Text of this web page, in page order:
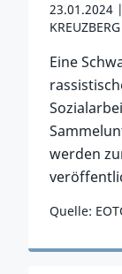
23.01.2024
KREUZBERG
Eine
werden
Quelle:
Zum